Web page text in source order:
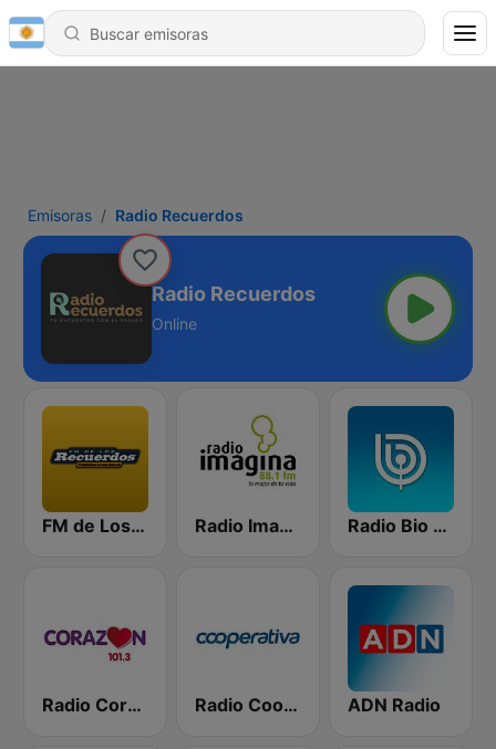
Emisoras Radio Recuerdos
Radio Recuerdos
Online
FM de Los Recuerdos Radio Imagina Radio Bio Bio Santiago
Radio Corazón FM Radio Cooperativa ADN Radio